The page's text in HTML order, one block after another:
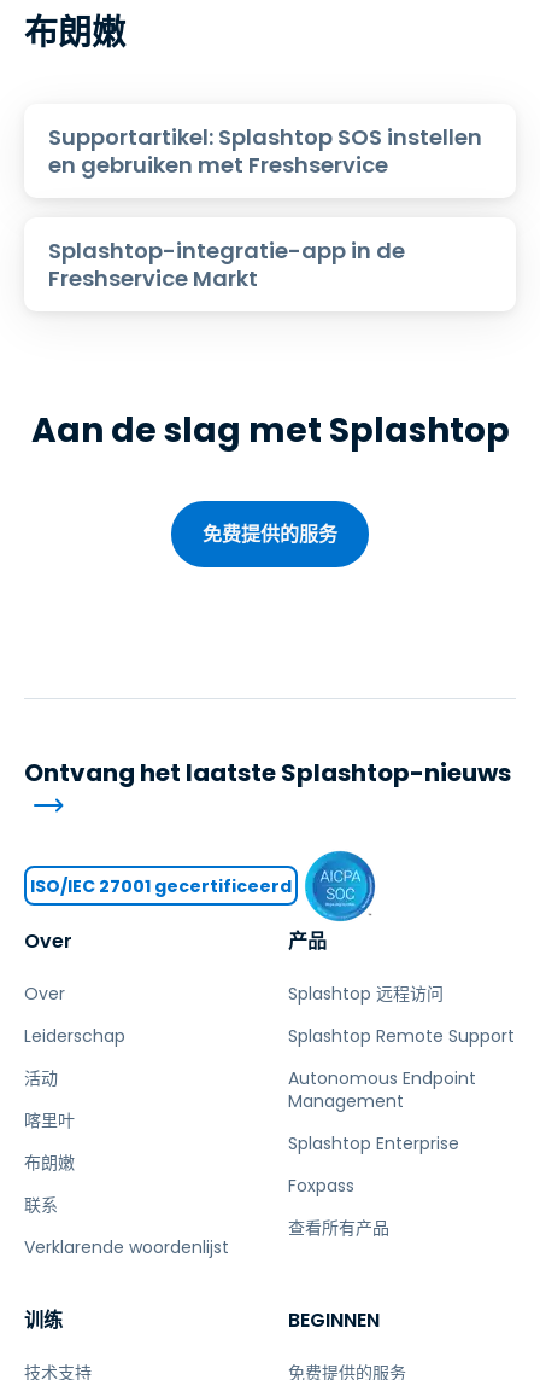
布朗嫩
Supportartikel: Splashtop SOS instellen
en gebruiken met Freshservice
Splashtop-integratie-app in de
Freshservice Markt
Aan de slag met Splashtop
免费提供的服务
Over
Over
Leiderschap
活动
喀里叶
布朗嫩
联系
Verklarende woordenlijst
产品
Splashtop 远程访问
Splashtop Remote Support
Autonomous Endpoint
Management
Splashtop Enterprise
Foxpass
查看所有产品
训练
技术支持
BEGINNEN
免费提供的服务
Ontvang het laatste Splashtop-nieuws
ISO/IEC 27001 gecertificeerd